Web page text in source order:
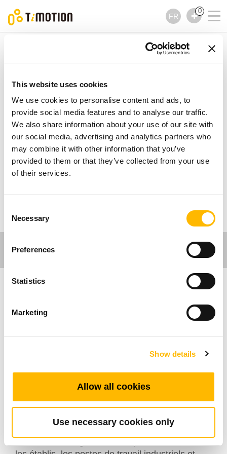
This website uses cookies
We use cookies to personalise content and ads, to
provide social media features and to analyse our traffic.
We also share information about your use of our site with
our social media, advertising and analytics partners who
may combine it with other information that you’ve
provided to them or that they’ve collected from your use
of their services.
Selection
Necessary
Preferences
Statistics
Marketing
Show details
Allow all cookies
Use necessary cookies only
FR
0
Série TL4H
Colonnes
TiMOTION et est également conçu comme une
capacité de charge. Chaque TL4H est conçu
pour supporter une capacité de levage allant
jusqu’à 120 kg tout en maintenant un
fonctionnement fluide et silencieux. Cette